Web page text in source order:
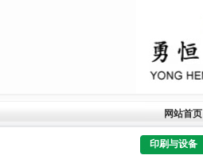
网站首页
印刷与设备